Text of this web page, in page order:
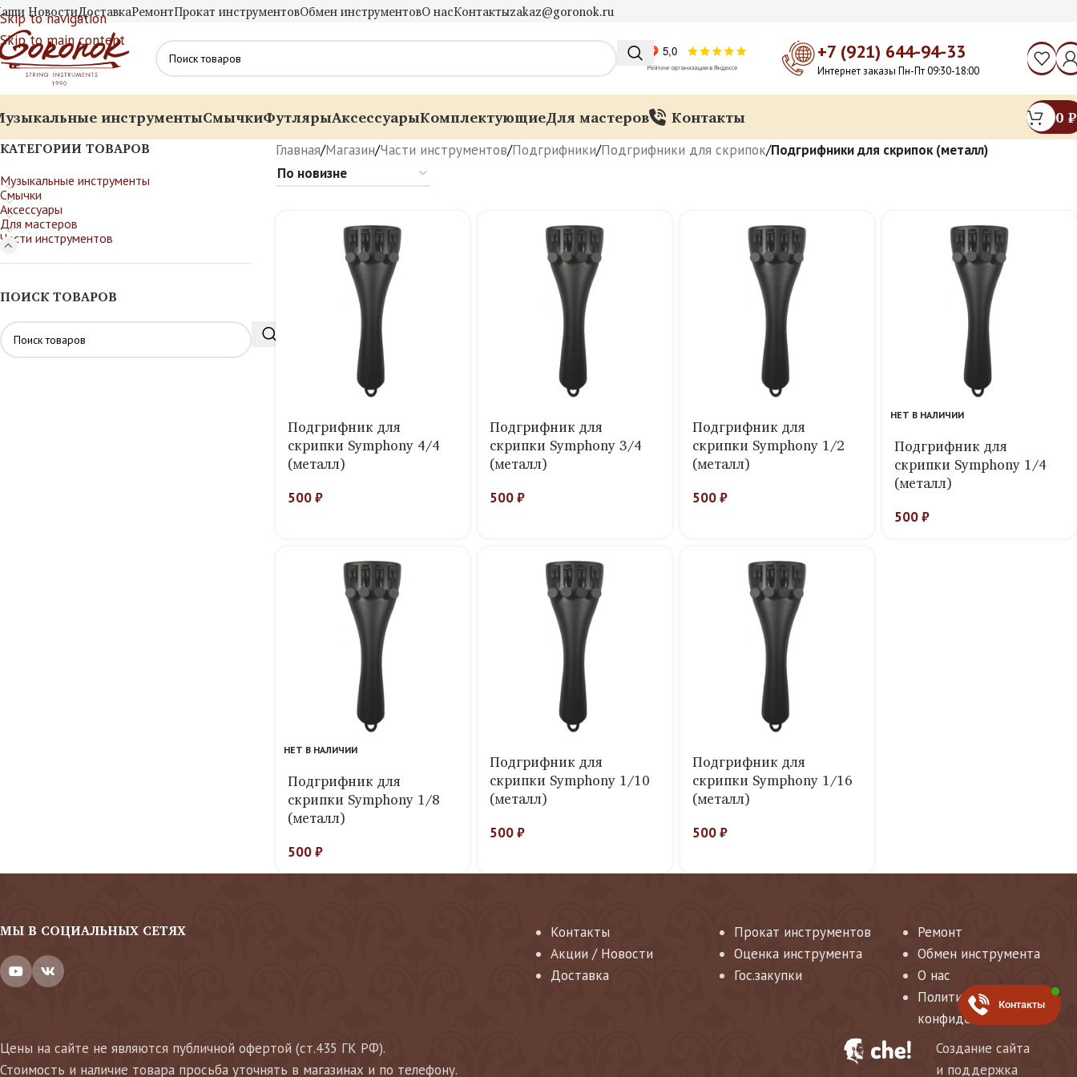
Skip to navigation
Skip to main content
НовостиДоставкаРемонтПрокат инструментовОбмен инструментовО насКонтактыzakaz@goronok.ru
+7 (921) 644-94-33
Интернет заказы Пн-Пт 09:30-18:00
инструментыСмычкиФутлярыАксессуарыКомплектующиеДля мастеров Контакты 0 ₽
КАТЕГОРИИ ТОВАРОВ
Музыкальные инструменты
Смычки
Аксессуары
Для мастеров
Части инструментов
ПОИСК ТОВАРОВ
Главная/Магазин/Части инструментов/Подгрифники/Подгрифники для скрипок/Подгрифники для скрипок (металл)
Подгрифник для
скрипки Symphony 4/4
(металл)
500₽
Подгрифник для
скрипки Symphony 3/4
(металл)
500₽
Подгрифник для
скрипки Symphony 1/2
(металл)
500₽
НЕТ В НАЛИЧИИ
Подгрифник для
скрипки Symphony 1/4
(металл)
500₽
НЕТ В НАЛИЧИИ
Подгрифник для
скрипки Symphony 1/8
(металл)
500₽
Подгрифник для
скрипки Symphony 1/10
(металл)
500₽
Подгрифник для
скрипки Symphony 1/16
(металл)
500₽
МЫ В СОЦИАЛЬНЫХ СЕТЯХ
Контакты
Акции / Новости
Доставка
Прокат инструментов
Оценка инструмента
Гос.закупки
Ремонт
Обмен инструмента
О нас
Политика
конфиденциальности
Цены на сайте не являются публичной офертой (ст.435 ГК РФ).
Стоимость и наличие товара просьба уточнять в магазинах и по телефону.
Создание сайта
и поддержка
Контакты